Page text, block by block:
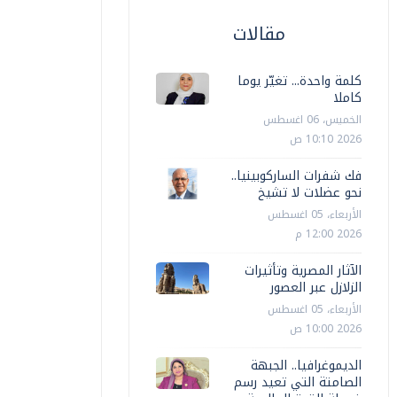
مقالات
كلمة واحدة... تغيّر يوما
كاملا
الخميس، 06 اغسطس
2026 10:10 ص
فك شفرات الساركوبينيا..
نحو عضلات لا تشيخ
الأربعاء، 05 اغسطس
2026 12:00 م
الآثار المصرية وتأثيرات
الزلازل عبر العصور
الأربعاء، 05 اغسطس
2026 10:00 ص
الديموغرافيا.. الجبهة
الصامتة التي تعيد رسم